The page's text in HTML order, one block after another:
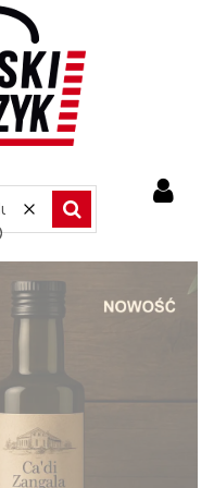
WyczyśćSzukaj wśród 30 000
w koszyku: 0. Zobacz